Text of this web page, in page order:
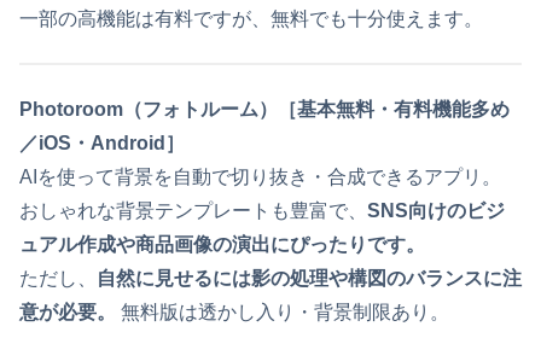
一部の高機能は有料ですが、無料でも十分使えます。
Photoroom（フォトルーム）［基本無料・有料機能多め
／iOS・Android］
AIを使って背景を自動で切り抜き・合成できるアプリ。
おしゃれな背景テンプレートも豊富で、 SNS向けのビジ
ュアル作成や商品画像の演出にぴったりです。
ただし、
自然に見せるには影の処理や構図のバランスに注
意が必要。
無料版は透かし入り・背景制限あり。